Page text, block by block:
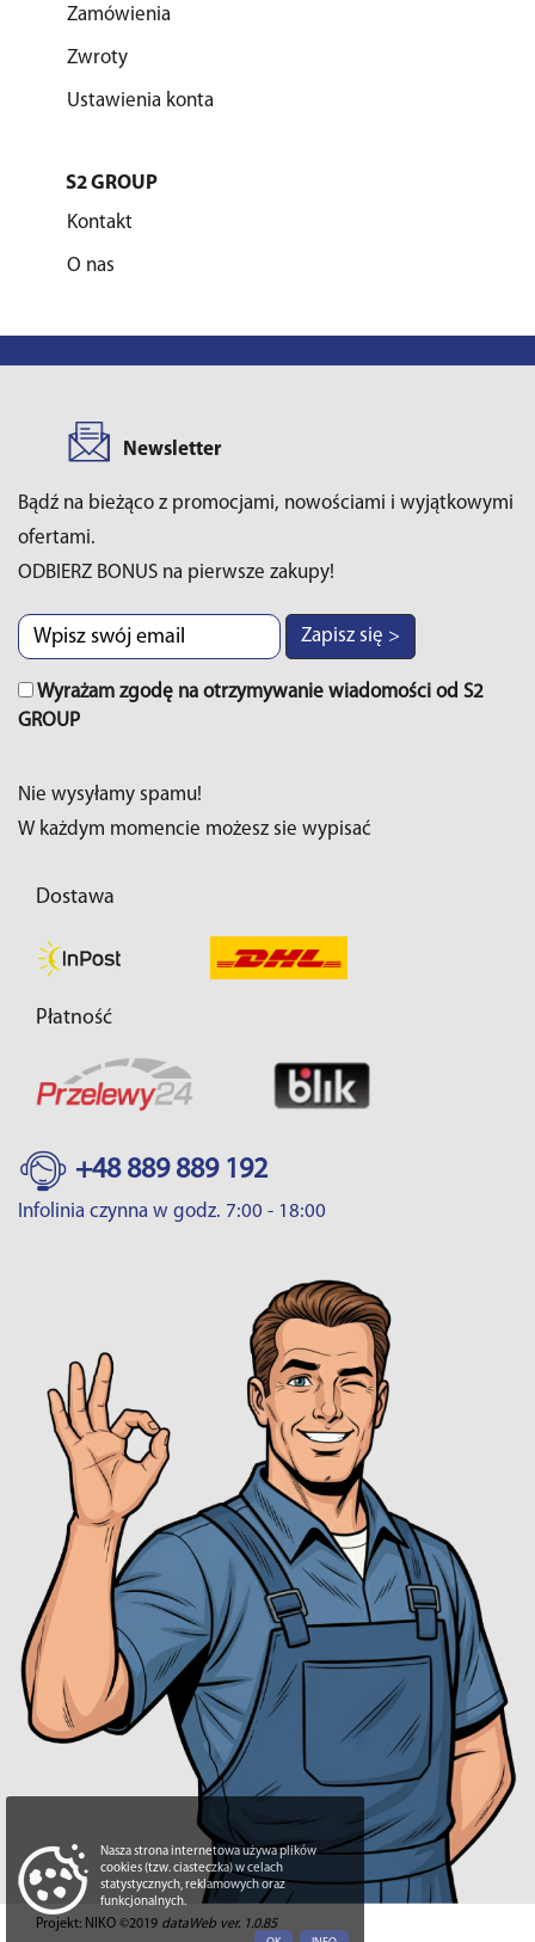
Zamówienia
Zwroty
Ustawienia konta
S2 GROUP
Kontakt
O nas
Newsletter
Bądź na bieżąco z promocjami, nowościami i wyjątkowymi
ofertami.
ODBIERZ BONUS na pierwsze zakupy!
Zapisz się >
Wyrażam zgodę na otrzymywanie wiadomości od S2
GROUP
Nie wysyłamy spamu!
W każdym momencie możesz sie wypisać
Dostawa
Płatność
+48 889 889 192
Infolinia czynna w godz. 7:00 - 18:00
Projekt: NIKO ©2019 dataWeb ver. 1.0.85
Nasza strona internetowa używa plików
cookies (tzw. ciasteczka) w celach
statystycznych, reklamowych oraz
funkcjonalnych.